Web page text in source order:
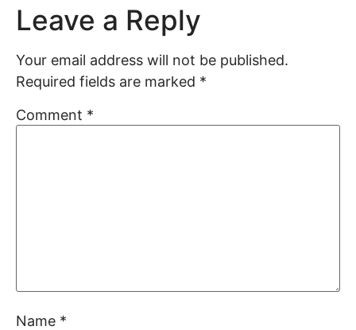
Leave a Reply
Your email address will not be published.
Required fields are marked *
Comment *
Name *